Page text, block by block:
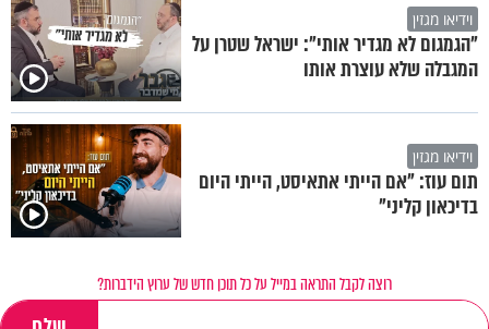
וידיאו מגזין
"הגמגום לא מגדיר אותי": ישראל שטרן על
המגבלה שלא עוצרת אותו
וידיאו מגזין
תום עוז: "אם הייתי אתאיסט, הייתי היום
בדיכאון קליני"
רוצה לקבל התראה במייל על כל תוכן חדש של ערוץ הידברות?